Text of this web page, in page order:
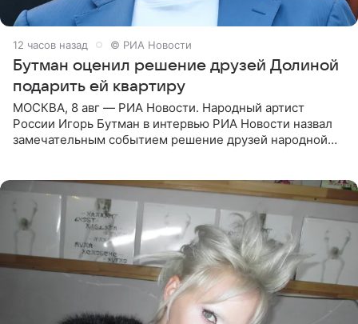
12 часов назад © РИА Новости
Бутман оценил решение друзей Долиной
подарить ей квартиру
МОСКВА, 8 авг — РИА Новости. Народный артист
России Игорь Бутман в интервью РИА Новости назвал
замечательным событием решение друзей народной